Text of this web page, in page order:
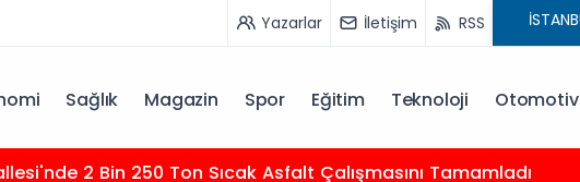
Yazarlar İletişim RSS
Sağlık Magazin Spor Eğitim Teknoloji Otomotiv
2 Bin 250 Ton Sıcak Asfalt Çalışmasını Tamamladı